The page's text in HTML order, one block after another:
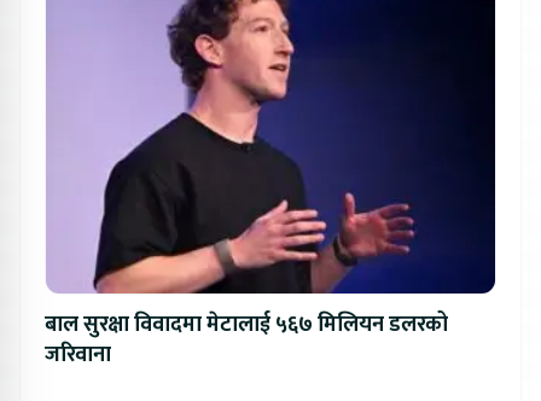
बाल सुरक्षा विवादमा मेटालाई ५६७ मिलियन डलरको
जरिवाना